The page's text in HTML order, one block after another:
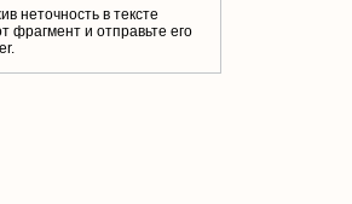
неточность в тексте
фрагмент и отправьте его